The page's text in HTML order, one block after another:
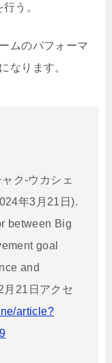
う。
ムのパフォーマ
なります。
ク-ウカシェ
年3月21日).
between Big
goal
and
21日アクセ
article?